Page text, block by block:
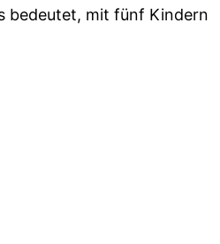
bedeutet, mit fünf Kindern